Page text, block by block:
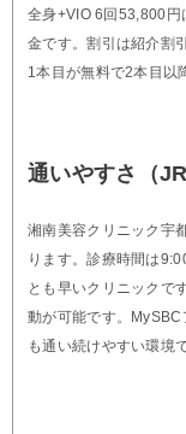
全身+VIO 6回53,800円
金です。割引は紹介割
1本目が無料で2本目以
通いやすさ（
湘南美容クリニック宇
ります。診療時間は
とも早いクリニックで
動が可能です。
も通い続けやすい環境